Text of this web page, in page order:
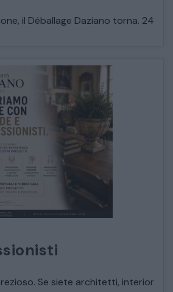
CATALOGO COMPLETO
il Déballage Daziano torna. 24
Se siete architetti, interior